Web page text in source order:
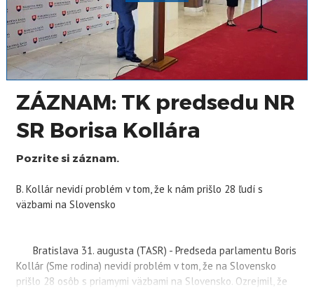
ZÁZNAM: TK predsedu NR
SR Borisa Kollára
Pozrite si záznam.
B. Kollár nevidí problém v tom, že k nám prišlo 28 ľudí s
väzbami na Slovensko
Bratislava 31. augusta (TASR) - Predseda parlamentu Boris
Kollár (Sme rodina) nevidí problém v tom, že na Slovensko
prišlo 28 osôb s priamymi väzbami na Slovensko. Ozrejmil, že